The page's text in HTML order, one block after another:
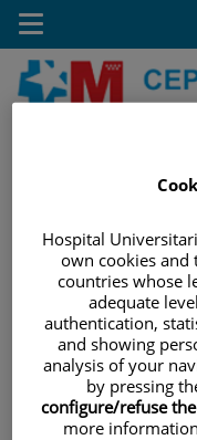
Toggle
navigation
HOME | MAPA WEB
Mapa web
CEP Argüelles
CARTERA DE
DISTRIBUCIÓN POR
Hospital
own cookies and
countries whose
adequate
authentication,
and showing
analysis of your
by pressing
configure/refuse
more